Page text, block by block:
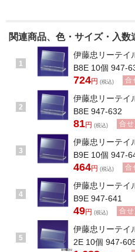
関連商品、色・サイズ・入数
1
伊藤忠リーテイ
B8E 10個 947-
724円 (税込) 合
2
伊藤忠リーテイ
B8E 947-632
81円 (税込) 合
3
伊藤忠リーテイ
B9E 10個 947-
464円 (税込) 合
4
伊藤忠リーテイ
B9E 947-641
49円 (税込) 合
5
伊藤忠リーテイ
2E 10個 947-